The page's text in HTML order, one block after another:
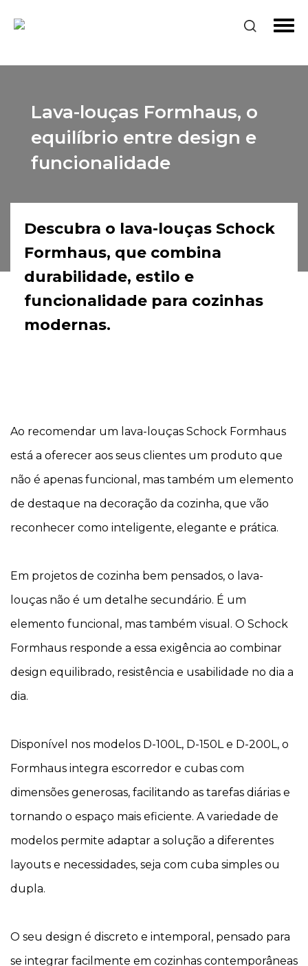
Lava-louças Formhaus, o
equilíbrio entre design e
funcionalidade
Descubra o lava-louças Schock
Formhaus, que combina
durabilidade, estilo e
funcionalidade para cozinhas
modernas.
Ao recomendar um lava-louças Schock Formhaus
está a oferecer aos seus clientes um produto que
não é apenas funcional, mas também um elemento
de destaque na decoração da cozinha, que vão
reconhecer como inteligente, elegante e prática.
Em projetos de cozinha bem pensados, o lava-
louças não é um detalhe secundário. É um
elemento funcional, mas também visual. O Schock
Formhaus responde a essa exigência ao combinar
design equilibrado, resistência e usabilidade no dia a
dia.
Disponível nos modelos D-100L, D-150L e D-200L, o
Formhaus integra escorredor e cubas com
dimensões generosas, facilitando as tarefas diárias e
tornando o espaço mais eficiente. A variedade de
modelos permite adaptar a solução a diferentes
layouts e necessidades, seja com cuba simples ou
dupla.
O seu design é discreto e intemporal, pensado para
se integrar facilmente em cozinhas contemporâneas